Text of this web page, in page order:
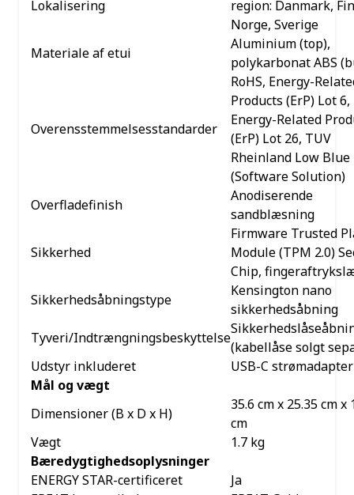
Lokalisering
region: Danmark,
Norge, Sverige
Materiale af etui
Aluminium (top),
polykarbonat ABS
Overensstemmelsesstandarder
RoHS, Energy-
Products (ErP) Lot 6,
Energy-Related
(ErP) Lot 26, TUV
Rheinland Low
(Software Solution)
Overfladefinish
Anodiserende
sandblæsning
Sikkerhed
Firmware Trusted
Module (TPM 2.0)
Chip,
Sikkerhedsåbningstype
Kensington nano
sikkerhedsåbning
Tyveri/Indtrængningsbeskyttelse
(kabellåse solgt
Udstyr inkluderet
USB-C strømadapter
Mål og vægt
Dimensioner (B x D x H)
35.6 cm x 25.35 cm x
cm
Vægt
1.7 kg
Bæredygtighedsoplysninger
ENERGY STAR-certificeret
Ja